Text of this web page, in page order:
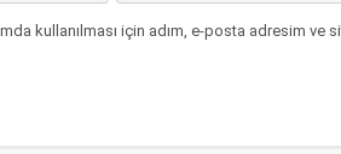
kullanılması için adım, e-posta adresim ve